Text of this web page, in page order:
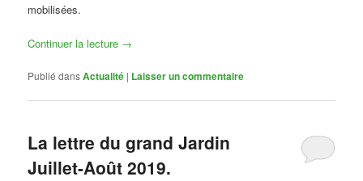
mobilisées.
Continuer la lecture →
Publié dansActualité | Laisser un commentaire
La lettre du grand Jardin
Juillet-Août 2019.